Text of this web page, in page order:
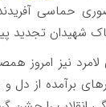
حماسی
شهیدان تجدید
نیز امروز
برآمده از دل‌